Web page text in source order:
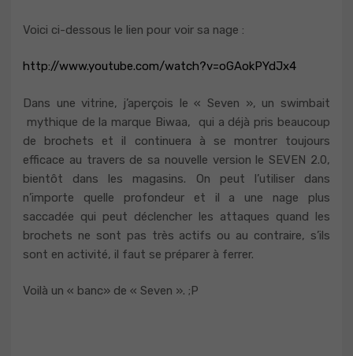
Voici ci-dessous le lien pour voir sa nage :
http://www.youtube.com/watch?v=oGAokPYdJx4
Dans une vitrine, j’aperçois le « Seven », un swimbait
mythique de la marque Biwaa, qui a déjà pris beaucoup
de brochets et il continuera à se montrer toujours
efficace au travers de sa nouvelle version le SEVEN 2.0,
bientôt dans les magasins. On peut l’utiliser dans
n’importe quelle profondeur et il a une nage plus
saccadée qui peut déclencher les attaques quand les
brochets ne sont pas très actifs ou au contraire, s’ils
sont en activité, il faut se préparer à ferrer.
Voilà un « banc» de « Seven ». ;P